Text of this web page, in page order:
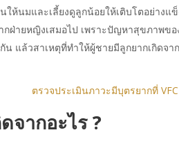
ให้นมและเลี้ยงดูลูกน้อยให้เติบโตอย่าง
กฝ่ายหญิงเสมอไป เพราะปัญหาสุขภาพข
น แล้วสาเหตุที่ทำให้ผู้ชายมีลูกยากเกิดจ
ตรวจประเมินภาวะมีบุตรยากที่
จากอะไร ?